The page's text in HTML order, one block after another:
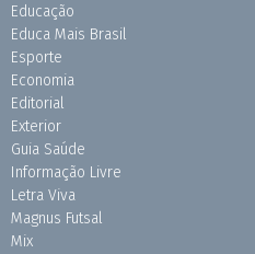
Educação
Educa Mais Brasil
Esporte
Economia
Editorial
Exterior
Guia Saúde
Informação Livre
Letra Viva
Magnus Futsal
Mix